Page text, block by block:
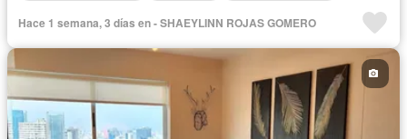
Hace 1 semana, 3 días en - SHAEYLINN ROJAS GOMERO